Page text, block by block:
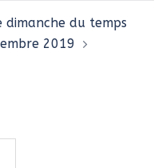
dimanche du temps
2019